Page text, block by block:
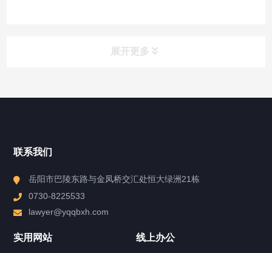
展开更多
澳门黄显辉律师事务所
联系我们
岳阳市巴陵东路与金凤桥交汇处恒大绿洲21栋
0730-8225533
lawyer@yqqbxh.com
实用网站 线上办公